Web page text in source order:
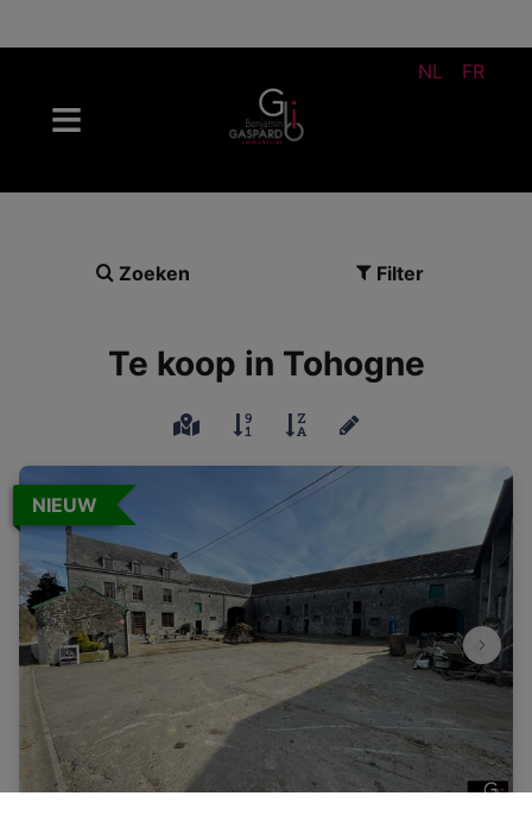
NL FR
Zoeken Filter
Te koop in Tohogne
NIEUW